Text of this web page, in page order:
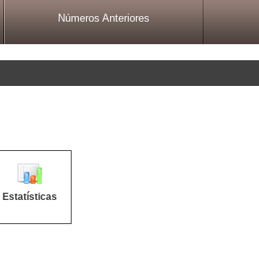
Números Anteriores
Estatísticas